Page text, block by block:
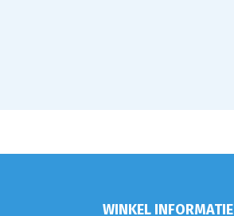
WINKEL INFORMATIE